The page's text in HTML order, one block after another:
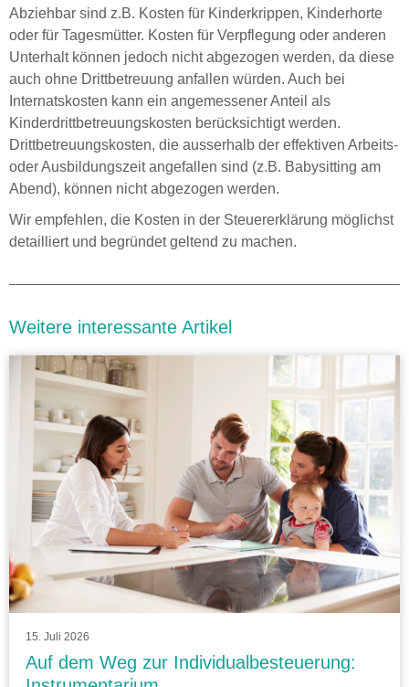
Abziehbar sind z.B. Kosten für Kinderkrippen, Kinderhorte
oder für Tagesmütter. Kosten für Verpflegung oder anderen
Unterhalt können jedoch nicht abgezogen werden, da diese
auch ohne Drittbetreuung anfallen würden. Auch bei
Internatskosten kann ein angemessener Anteil als
Kinderdrittbetreuungskosten berücksichtigt werden.
Drittbetreuungskosten, die ausserhalb der effektiven Arbeits-
oder Ausbildungszeit angefallen sind (z.B. Babysitting am
Abend), können nicht abgezogen werden.
Wir empfehlen, die Kosten in der Steuererklärung möglichst
detailliert und begründet geltend zu machen.
Weitere interessante Artikel
15. Juli 2026
Auf dem Weg zur Individualbesteuerung: